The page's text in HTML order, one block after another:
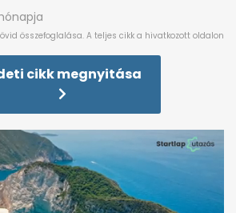
cikk megnyitása